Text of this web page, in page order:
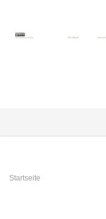
Sie sind hier
Startseite